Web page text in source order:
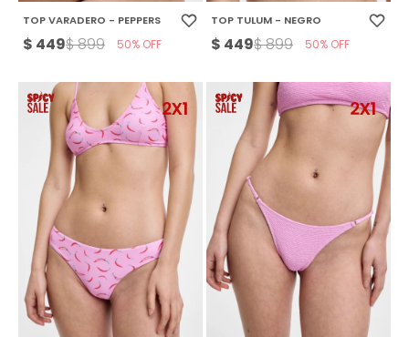
TOP VARADERO - PEPPERS
$ 449$899 50
TOP TULUM - NEGRO
$ 449$899 50